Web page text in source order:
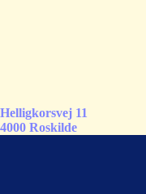
Helligkorsvej 11
4000 Roskilde